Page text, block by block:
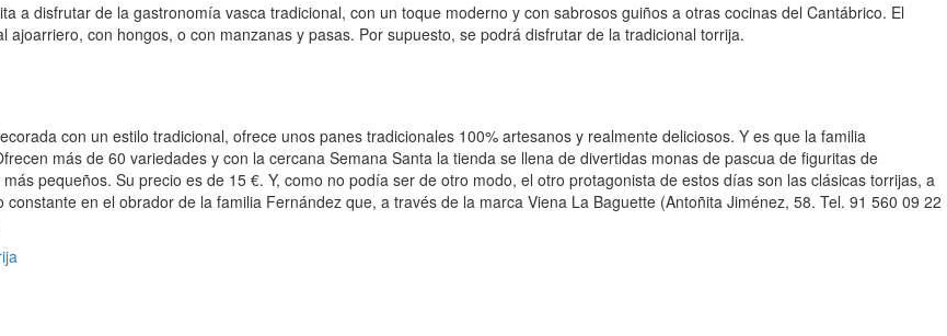
a disfrutar de la gastronomía vasca tradicional, con un toque moderno y con sabrosos guiños a otras cocinas del Cantábrico. El
con hongos, o con manzanas y pasas. Por supuesto, se podrá disfrutar de la tradicional torrija.
con un estilo tradicional, ofrece unos panes tradicionales 100% artesanos y realmente deliciosos. Y es que la familia
más de 60 variedades y con la cercana Semana Santa la tienda se llena de divertidas monas de pascua de figuritas de
pequeños. Su precio es de 15 €. Y, como no podía ser de otro modo, el otro protagonista de estos días son las clásicas torrijas, a
en el obrador de la familia Fernández que, a través de la marca Viena La Baguette (Antoñita Jiménez, 58. Tel. 91 560 09 22